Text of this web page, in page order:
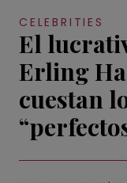
CELEBRITIES
El
Erling
cuestan